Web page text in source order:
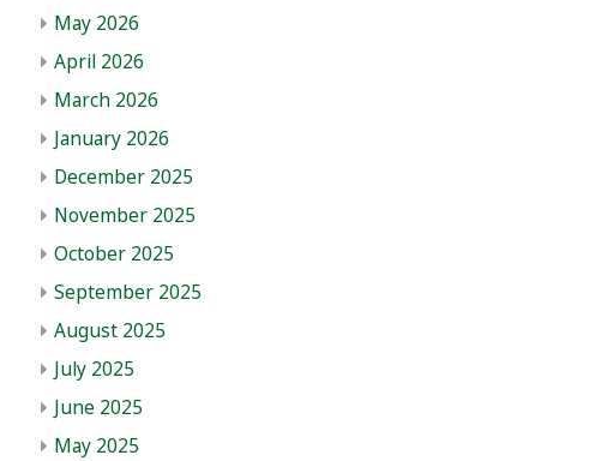
May 2026
April 2026
March 2026
January 2026
December 2025
November 2025
October 2025
September 2025
August 2025
July 2025
June 2025
May 2025